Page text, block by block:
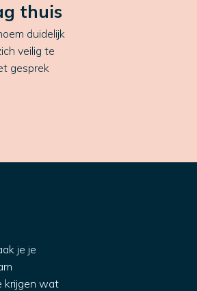
thuis
duidelijk
veilig te
gesprek
je je
krijgen wat